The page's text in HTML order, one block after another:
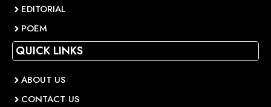
EDITORIAL
POEM
QUICK LINKS
ABOUT US
CONTACT US